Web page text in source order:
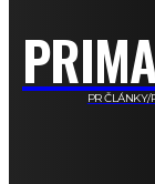
PR ČLÁNKY/